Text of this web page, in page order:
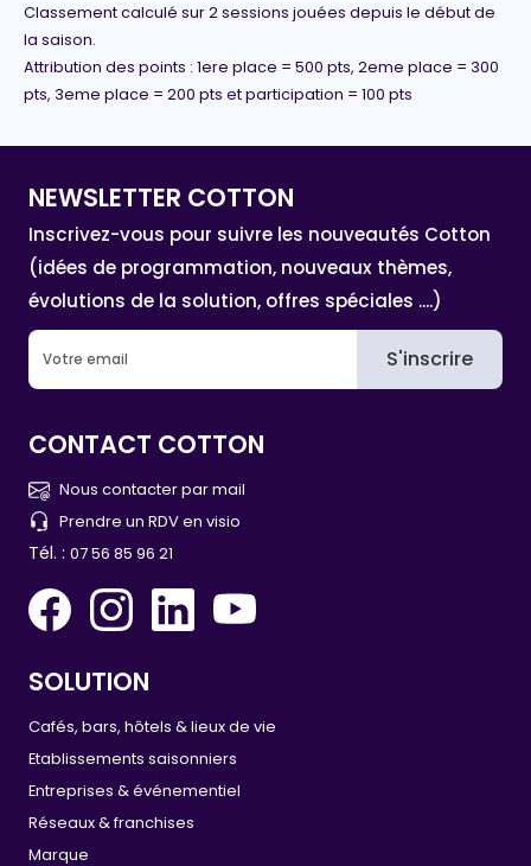
Classement calculé sur 2 sessions jouées depuis le début de
la saison.
Attribution des points : 1ere place = 500 pts, 2eme place = 300
pts, 3eme place = 200 pts et participation = 100 pts
NEWSLETTER COTTON
Inscrivez-vous pour suivre les nouveautés Cotton
(idées de programmation, nouveaux thèmes,
évolutions de la solution, offres spéciales ....)
S'inscrire
CONTACT COTTON
Nous contacter par mail
Prendre un RDV en visio
Tél. : 07 56 85 96 21
SOLUTION
Cafés, bars, hôtels & lieux de vie
Etablissements saisonniers
Entreprises & événementiel
Réseaux & franchises
Marque